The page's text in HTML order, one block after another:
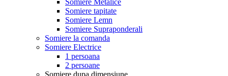
Somiere tapitate
Somiere Lemn
Somiere Supraponderali
Somiere la comanda
Somiere Electrice
1 persoana
2 persoane
Somiere dupa dimensiune